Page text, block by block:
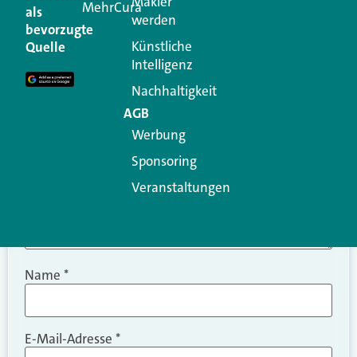
Ihre E-Mail-Adresse wird nicht veröffentlicht.
Erforderliche Felder sind mit
Kommentar
Name *
E-Mail-Adresse *
als
bevorzugte
Quelle
MehrCura
werden
Künstliche
Intelligenz
Nachhaltigkeit
AGB
Werbung
Sponsoring
Veranstaltungen